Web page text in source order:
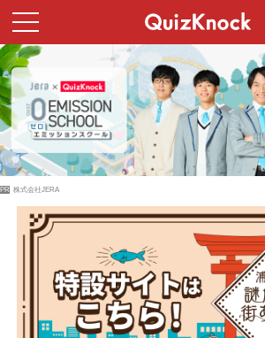
PR 株式会社JERA